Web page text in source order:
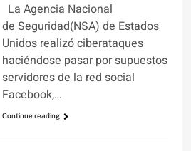
La Agencia Nacional
de Seguridad(NSA) de Estados
Unidos realizó ciberataques
haciéndose pasar por supuestos
servidores de la red social
Facebook,…
Continue reading